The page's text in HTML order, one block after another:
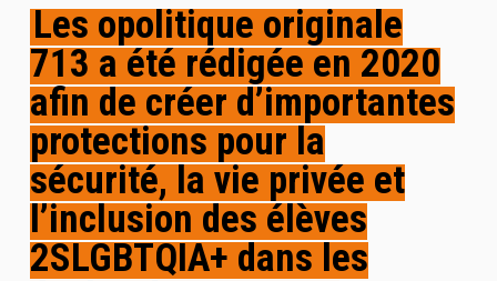
Lesopolitique originale
713a été rédigée en 2020
afin de créer d’importantes
protections pour la
sécurité, la vie privée et
l’inclusion des élèves
2SLGBTQIA+ dans les